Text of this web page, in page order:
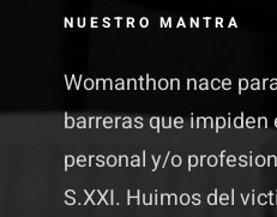
NUESTRO MANTRA
Womanthon nace
barreras que impiden
personal y/o
S.XXI. Huimos del